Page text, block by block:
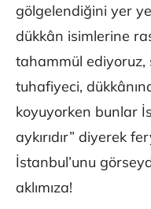
gölgelendiğini yer
dükkân isimlerine
tahammül ediyoruz,
tuhafiyeci,
koyuyorken bunlar
aykırıdır” diyerek
İstanbul’unu
aklımıza!